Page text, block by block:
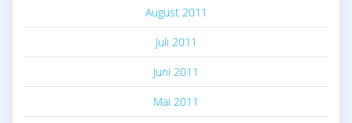
August 2011
Juli 2011
Juni 2011
Mai 2011